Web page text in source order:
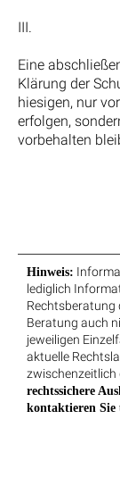
III.
Eine
Klärung der
hiesigen, nur
erfolgen,
vorbehalten
Hinweis:
lediglich
Rechtsberatung
Beratung auch
jeweiligen
aktuelle
zwischenzeitlich
rechtssichere
kontaktieren Sie